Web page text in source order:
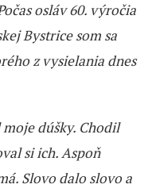
osláv 60. výročia
Bystrice som sa
z vysielania dnes
dúšky. Chodil
si ich. Aspoň
Slovo dalo slovo a